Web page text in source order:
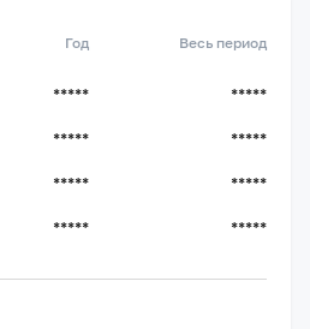
Год Весь период
***** *****
***** *****
***** *****
***** *****